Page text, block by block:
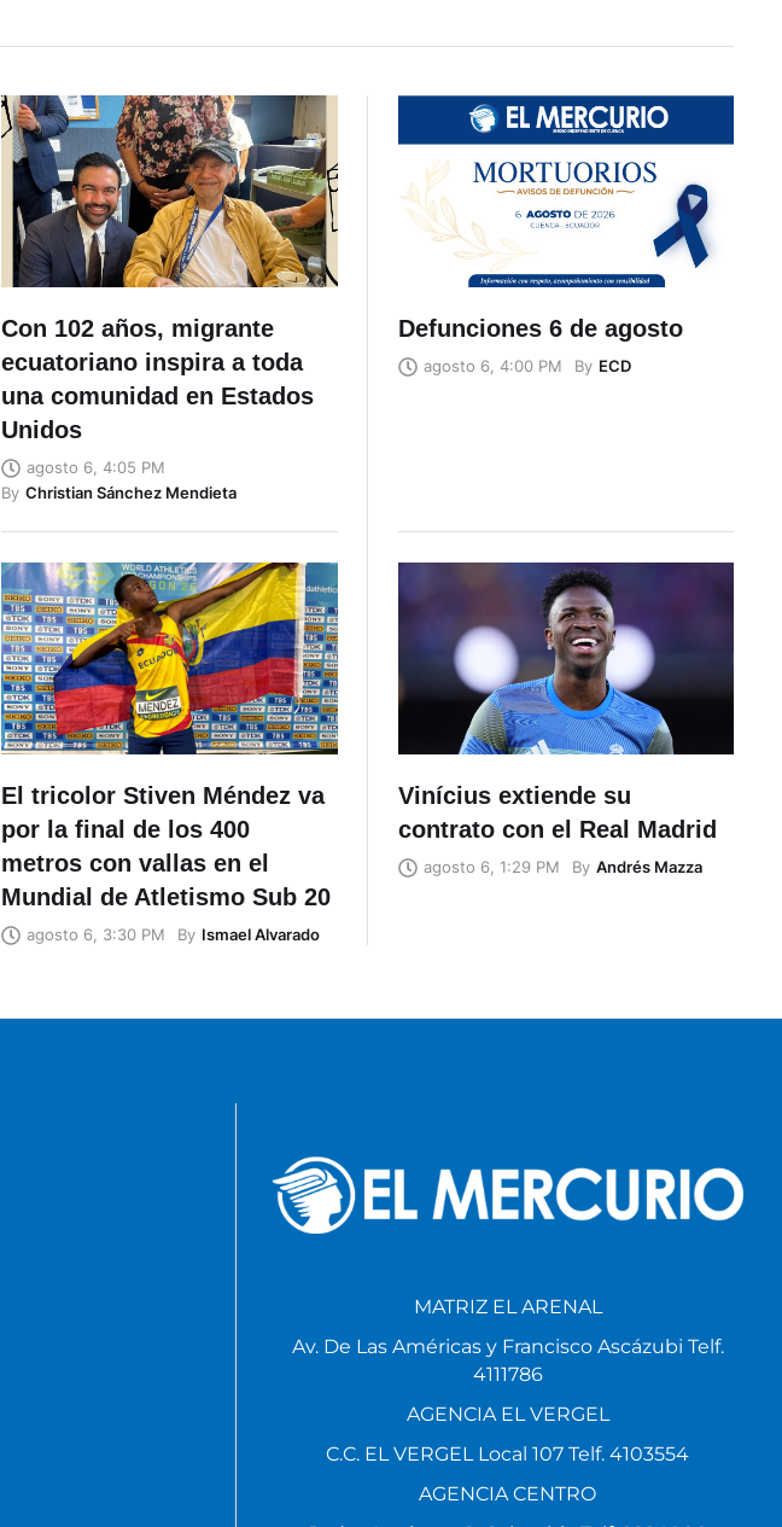
Con 102 años, migrante
ecuatoriano inspira a toda
una comunidad en Estados
Unidos
agosto 6, 4:05 PM
By Christian Sánchez Mendieta
Defunciones 6 de agosto
agosto 6, 4:00 PM By ECD
El tricolor Stiven Méndez va
por la final de los 400
metros con vallas en el
Mundial de Atletismo Sub 20
agosto 6, 3:30 PM By Ismael Alvarado
Vinícius extiende su
contrato con el Real Madrid
agosto 6, 1:29 PM By Andrés Mazza
MATRIZ EL ARENAL
Av. De Las Américas y Francisco Ascázubi Telf.
4111786
AGENCIA EL VERGEL
C.C. EL VERGEL Local 107 Telf. 4103554
AGENCIA CENTRO